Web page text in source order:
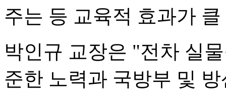
주는 등 교육적 효과가
박인규 교장은 "전차 실
준한 노력과 국방부 및